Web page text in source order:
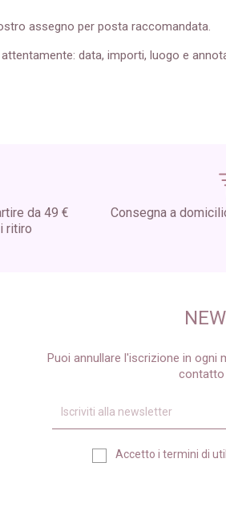
assegno per posta raccomandata.
data, importi, luogo e
da 49 €
ritiro
Consegna a
Puoi annullare l'iscrizione in
contatto
Accetto i termini di